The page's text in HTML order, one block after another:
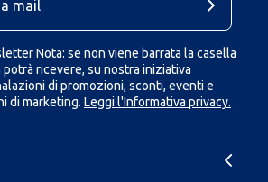
Nota: se non viene barrata la casella
ricevere, su nostra iniziativa
di promozioni, sconti, eventi e
di marketing. Leggi l'Informativa privacy.